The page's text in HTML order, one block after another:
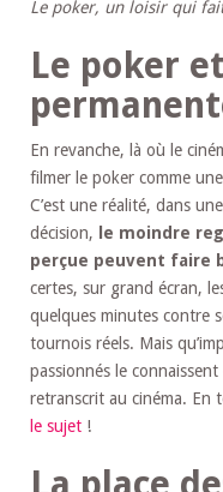
Le poker, un loisir qui
Le poker
En revanche, là où le
filmer le poker comme
C’est une réalité, dans
décision,
le moindre
perçue peuvent faire
certes, sur grand écran,
quelques minutes contre
tournois réels. Mais
passionnés le
retranscrit au cinéma. En
le sujet !